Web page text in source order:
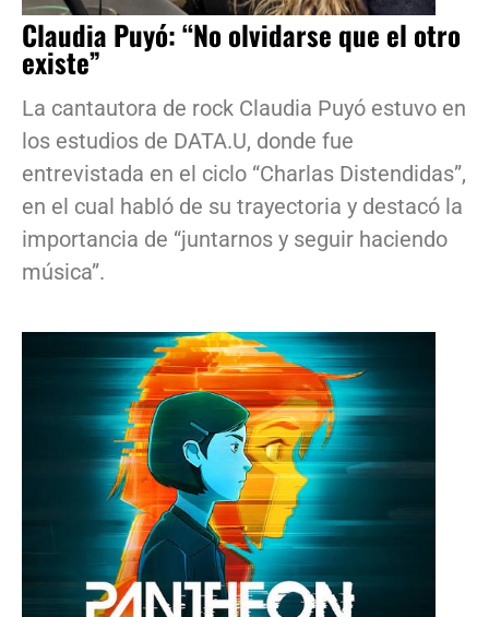
Claudia Puyó: “No olvidarse que el otro
existe”
La cantautora de rock Claudia Puyó estuvo en
los estudios de DATA.U, donde fue
entrevistada en el ciclo “Charlas Distendidas”,
en el cual habló de su trayectoria y destacó la
importancia de “juntarnos y seguir haciendo
música”.